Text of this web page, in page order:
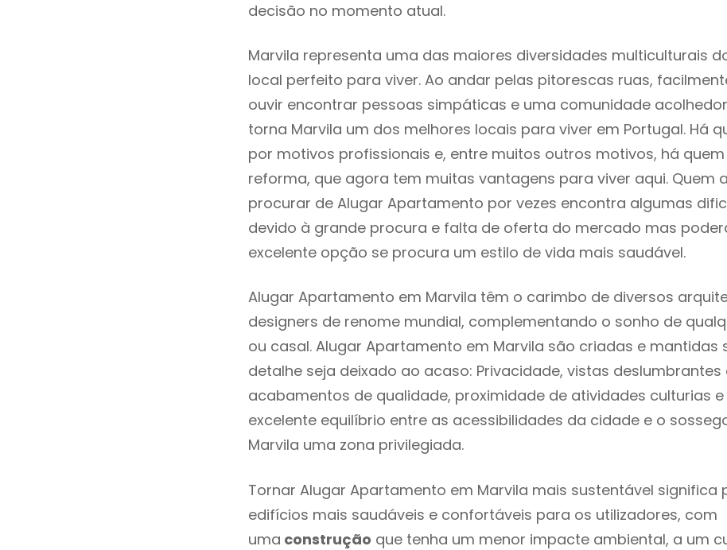
decisão no momento atual.
Marvila representa uma das maiores diversidades multiculturais
local perfeito para viver. Ao andar pelas pitorescas ruas,
ouvir encontrar pessoas simpáticas e uma comunidade
torna Marvila um dos melhores locais para viver em Portugal. Há
por motivos profissionais e, entre muitos outros motivos, há
reforma, que agora tem muitas vantagens para viver aqui. Quem
procurar de Alugar Apartamento por vezes encontra algumas
devido à grande procura e falta de oferta do mercado mas
excelente opção se procura um estilo de vida mais saudável.
Alugar Apartamento em Marvila têm o carimbo de diversos
designers de renome mundial, complementando o sonho de
ou casal. Alugar Apartamento em Marvila são criadas e mantidas
detalhe seja deixado ao acaso: Privacidade, vistas deslumbrantes
acabamentos de qualidade, proximidade de atividades culturias
excelente equilíbrio entre as acessibilidades da cidade e o
Marvila uma zona privilegiada.
Tornar Alugar Apartamento em Marvila mais sustentável significa
edifícios mais saudáveis e confortáveis para os utilizadores, com
uma construção que tenha um menor impacte ambiental, a um